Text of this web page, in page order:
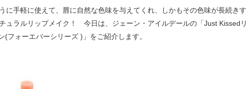
に手軽に使えて、唇に自然な色味を与えてくれ、しかもその色味が長続きす
ュラルリップメイク！ 今日は、ジェーン・アイルデールの「Just Kissedリ
(フォーエバーシリーズ )」をご紹介します。